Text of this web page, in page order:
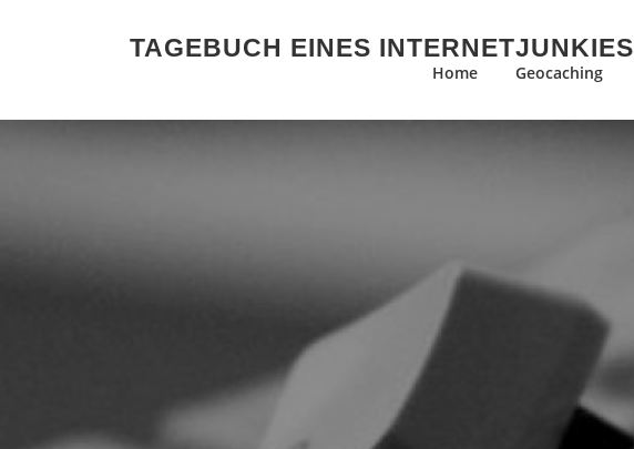
TAGEBUCH EINES INTERNETJUNKIES
Home Geocaching